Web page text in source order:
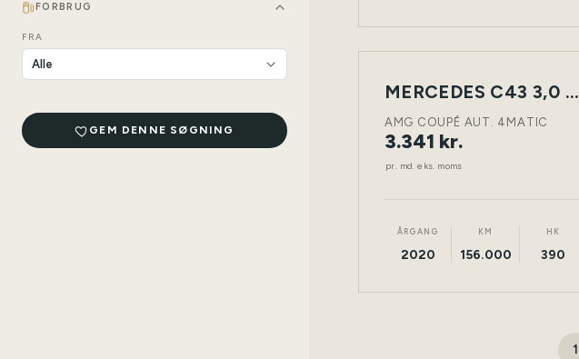
FORBRUG
FRA
GEM DENNE SØGNING
LEASING
NY
BENZIN TØNDER
MERCEDES C43 3,0 2D
AMG COUPÉ AUT. 4MATIC
3.341 kr.
pr. md. eks. moms
ÅRGANG
2020
KM
156.000
HK
390
1